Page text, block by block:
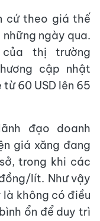
cứ theo giá thế
ngày qua.
thị trường
cập nhật
60 USD lên 65
đạo doanh
giá xăng đang
trong khi các
lít. Như vậy
là không có điều
ổn để duy trì